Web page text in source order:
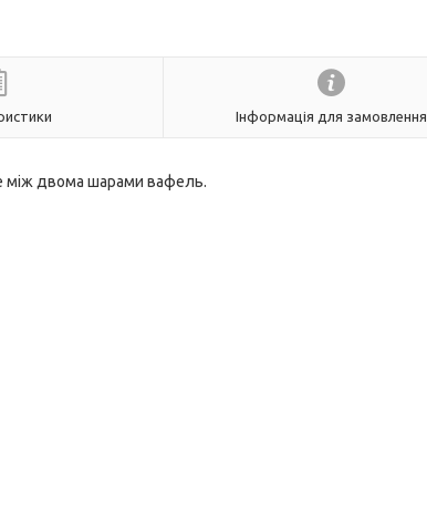
Інформація для замовлення
між двома шарами вафель.